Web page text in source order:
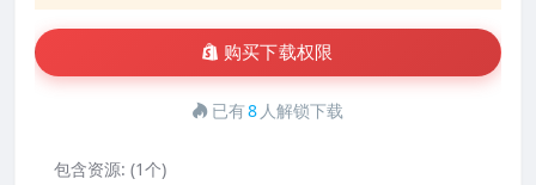
购买下载权限
已有8 人解锁下载
包含资源: (1个)